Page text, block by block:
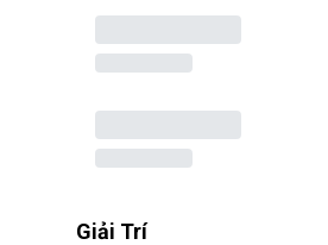
Giải Trí